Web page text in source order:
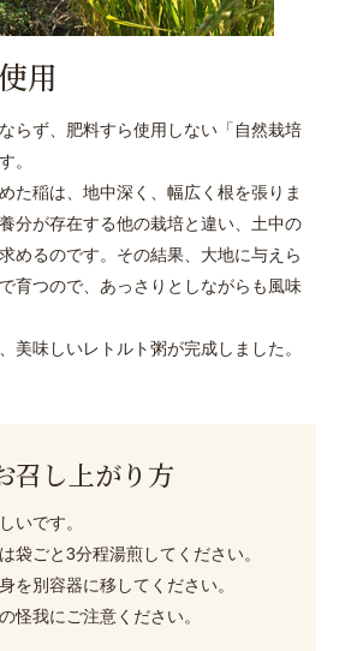
用
らず、肥料すら使用しない「自然栽培
。
た稲は、地中深く、幅広く根を張りま
分が存在する他の栽培と違い、土中の
めるのです。その結果、大地に与えら
育つので、あっさりとしながらも風味
美味しいレトルト粥が完成しました。
召し上がり方
いです。
袋ごと3分程湯煎してください。
を別容器に移してください。
怪我にご注意ください。